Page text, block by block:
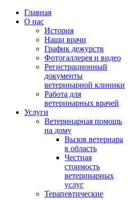
Главная
О нас
История
Наши врачи
График дежурств
Фотогаллерея и видео
Регистрационный
документы
ветеринарной клиники
Работа для
ветеринарных врачей
Услуги
Ветеринарная помощь
на дому
Вызов ветернара
в область
Честная
стоимость
ветеринарных
услуг
Терапевтические